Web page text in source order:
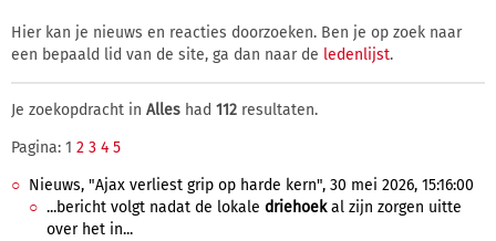
Hier kan je nieuws en reacties doorzoeken. Ben je op zoek naar
een bepaald lid van de site, ga dan naar de ledenlijst.
Je zoekopdracht in Alles had 112 resultaten.
Pagina: 1 2 3 4 5
Nieuws, "Ajax verliest grip op harde kern", 30 mei 2026, 15:16:00
...bericht volgt nadat de lokale driehoekal zijn zorgen uitte
over het in...